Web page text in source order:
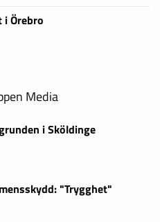
Örebro
Media
i Sköldinge
"Trygghet"